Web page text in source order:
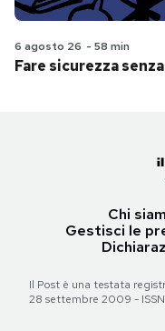
6 agosto 26 - 58 min
Fare sicurezza
Chi
Gestisci le
Il Post è una testata
28 settembre 2009 -